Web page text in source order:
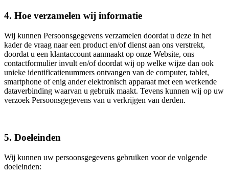
4. Hoe verzamelen wij informatie
Wij kunnen Persoonsgegevens verzamelen doordat u deze in het
kader de vraag naar een product en/of dienst aan ons verstrekt,
doordat u een klantaccount aanmaakt op onze Website, ons
contactformulier invult en/of doordat wij op welke wijze dan ook
unieke identificatienummers ontvangen van de computer, tablet,
smartphone of enig ander elektronisch apparaat met een werkende
dataverbinding waarvan u gebruik maakt. Tevens kunnen wij op uw
verzoek Persoonsgegevens van u verkrijgen van derden.
5. Doeleinden
Wij kunnen uw persoonsgegevens gebruiken voor de volgende
doeleinden: